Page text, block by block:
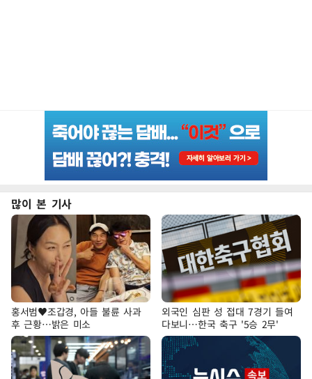
많이 본 기사
홍서범♥조갑경, 아들 불륜 사과
후 근황…밝은 미소
외국인 심판 성 접대 7경기 들여
다보니…한국 축구 '5승 2무'